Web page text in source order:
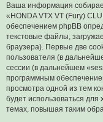
Ваша информация
«HONDA VTX VT (Fury)
обеспечением phpBB
текстовые файлы,
браузера). Первые две
пользователя (в
сессии (в дальнейшем
программным
просмотра одной из тем
будет использоваться
темах, повышая таким